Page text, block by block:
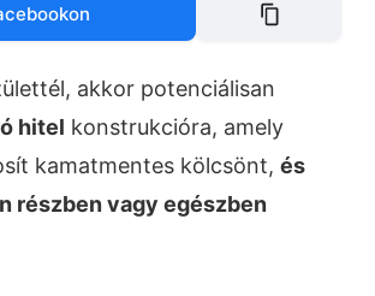
akkor potenciálisan
hitel konstrukcióra, amely
kamatmentes kölcsönt, és
részben vagy egészben